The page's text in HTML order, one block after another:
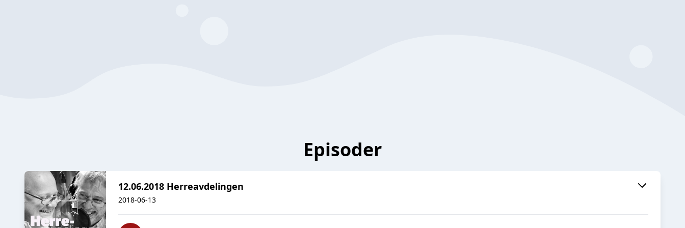
Episoder
12.06.2018 Herreavdelingen
2018-06-13